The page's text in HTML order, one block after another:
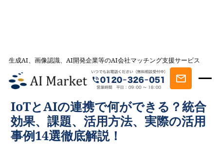
生成AI、画像認識、AI開発企業等のAI会社マッチング支援サービス
AI会社とのマッチングは AI Market
記事一覧
AIを学ぶ・知る
IoTとAIの連携で何ができる？統合効果、課
題、活用方法、実際の活用事例14選徹底解説！
IoTとAIの連携で何ができる？統合
効果、課題、活用方法、実際の活用
事例14選徹底解説！